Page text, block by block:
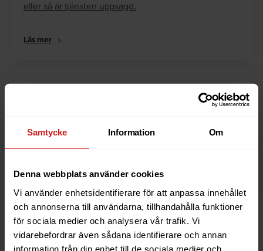
Samtycke Information Om
Denna webbplats använder cookies
Vi använder enhetsidentifierare för att anpassa innehållet
och annonserna till användarna, tillhandahålla funktioner
för sociala medier och analysera vår trafik. Vi
vidarebefordrar även sådana identifierare och annan
information från din enhet till de sociala medier och
eller så är tjänsten uppsagd.
Läs mer
Är du ägare till hemsidan eller domännamnet så har
anledningarna till varför en hemsida är spärrad.
Läs mer